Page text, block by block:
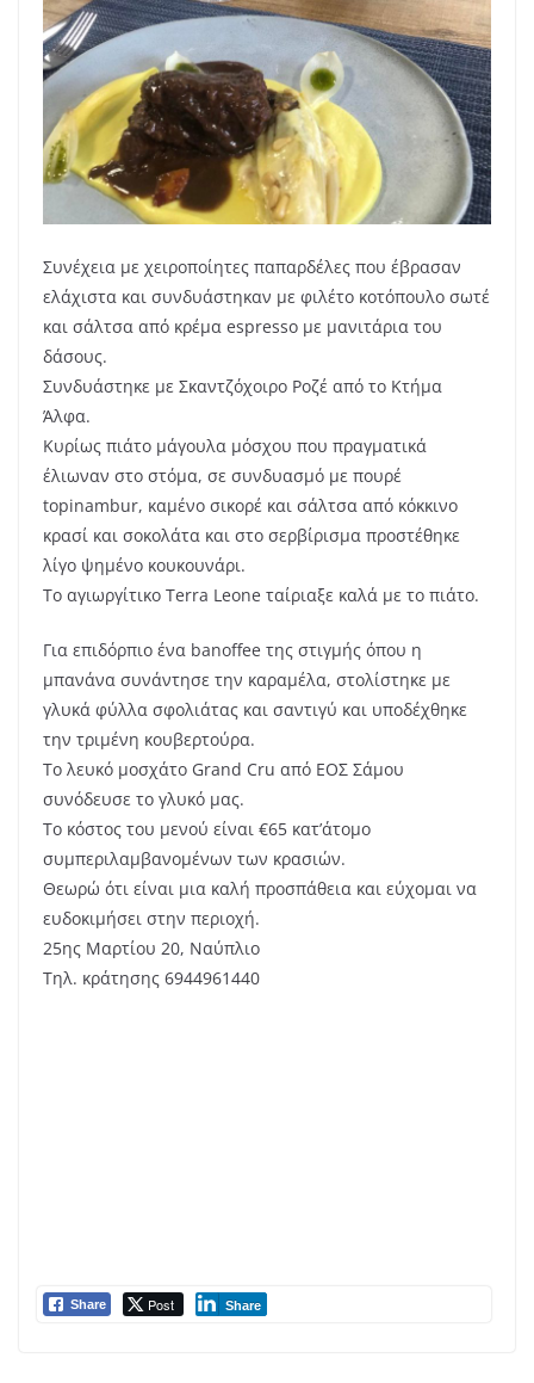
Συνέχεια με χειροποίητες παπαρδέλες που έβρασαν
ελάχιστα και συνδυάστηκαν με φιλέτο κοτόπουλο σωτέ
και σάλτσα από κρέμα espresso με μανιτάρια του
δάσους.
Συνδυάστηκε με Σκαντζόχοιρο Ροζέ από το Κτήμα
Άλφα.
Κυρίως πιάτο μάγουλα μόσχου που πραγματικά
έλιωναν στο στόμα, σε συνδυασμό με πουρέ
topinambur, καμένο σικορέ και σάλτσα από κόκκινο
κρασί και σοκολάτα και στο σερβίρισμα προστέθηκε
λίγο ψημένο κουκουνάρι.
Το αγιωργίτικο Terra Leone ταίριαξε καλά με το πιάτο.
Για επιδόρπιο ένα banoffee της στιγμής όπου η
μπανάνα συνάντησε την καραμέλα, στολίστηκε με
γλυκά φύλλα σφολιάτας και σαντιγύ και υποδέχθηκε
την τριμένη κουβερτούρα.
Το λευκό μοσχάτο Grand Cru από ΕΟΣ Σάμου
συνόδευσε το γλυκό μας.
Το κόστος του μενού είναι €65 κατ’άτομο
συμπεριλαμβανομένων των κρασιών.
Θεωρώ ότι είναι μια καλή προσπάθεια και εύχομαι να
ευδοκιμήσει στην περιοχή.
25ης Μαρτίου 20, Ναύπλιο
Τηλ. κράτησης 6944961440
Share Post Share